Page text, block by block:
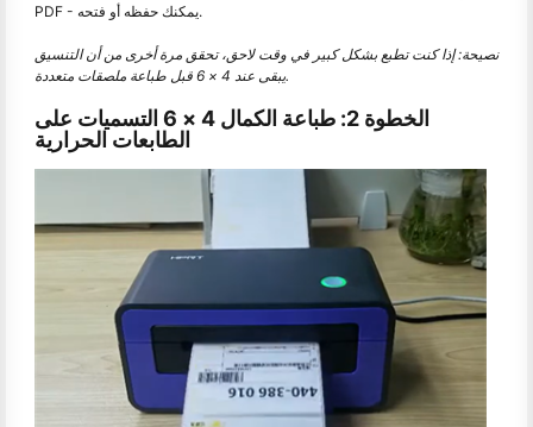
PDF - يمكنك حفظه أو فتحه.
نصيحة: إذا كنت تطبع بشكل كبير في وقت لاحق، تحقق مرة أخرى من أن التنسيق
يبقى عند 4 × 6 قبل طباعة ملصقات متعددة.
الخطوة 2: طباعة الكمال 4 × 6 التسميات على
الطابعات الحرارية